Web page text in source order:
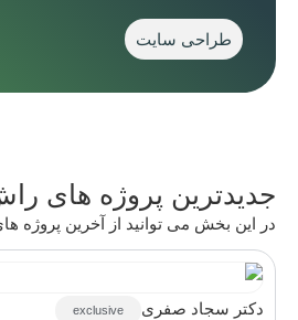
طراحی سایت
جدیدترین پروژه های
در این بخش می توانید از آخرین
دکتر سجاد صفری exclusive